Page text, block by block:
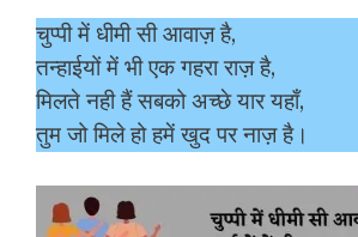
चुप्पी में धीमी सी आवाज़ है,
तन्हाईयों में भी एक गहरा राज़ है,
मिलते नही हैं सबको अच्छे यार यहाँ,
तुम जो मिले हो हमें खुद पर नाज़ है।